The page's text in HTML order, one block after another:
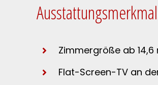
Zimmergröße ab 14,6
Flat-Screen-TV an